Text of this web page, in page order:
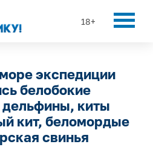
18+
экспедиции
белобокие
дельфины, киты
кит, беломордые
свинья